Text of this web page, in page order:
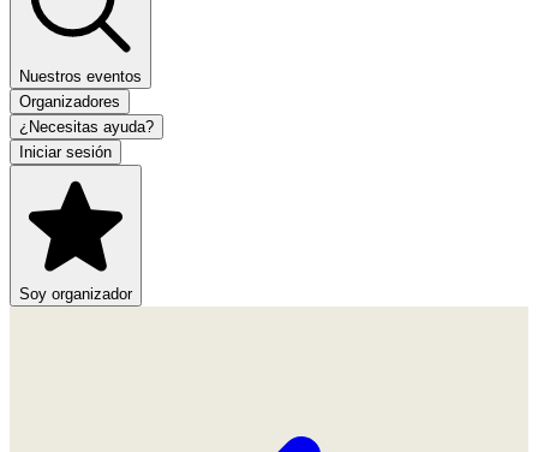
Nuestros eventos
Organizadores
¿Necesitas ayuda?
Iniciar sesión
Soy organizador